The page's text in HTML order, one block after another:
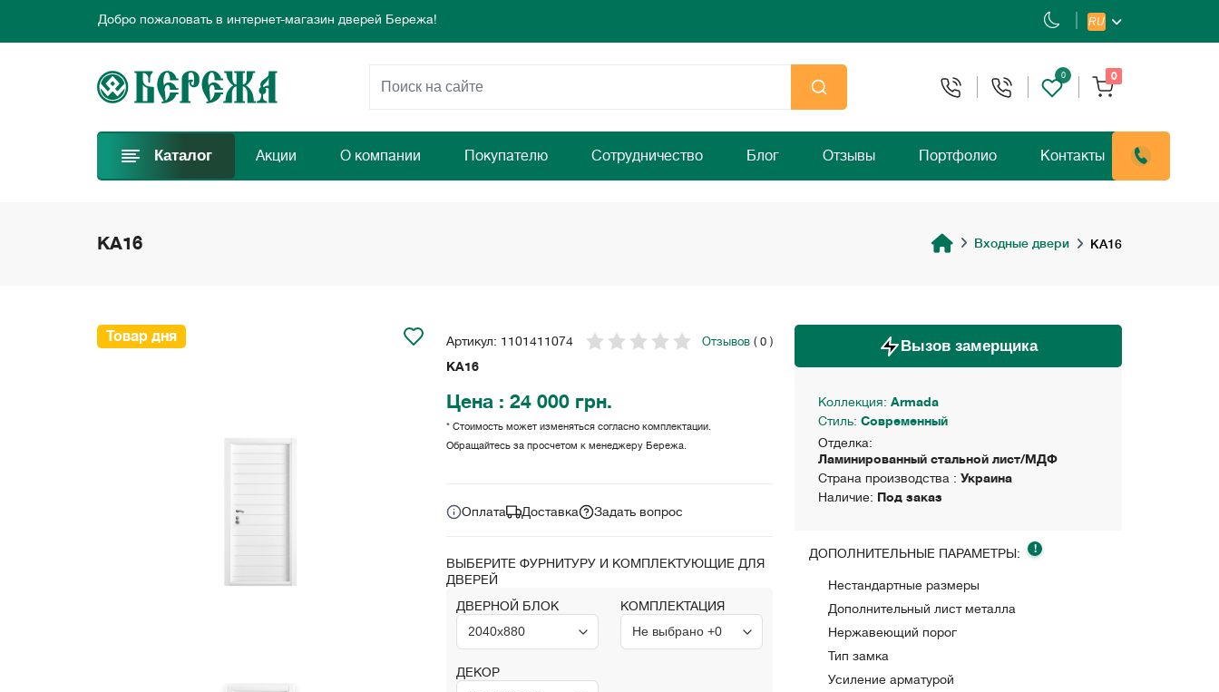
Добро пожаловать в интернет-магазин дверей Бережа!
Предлагаем новые выгодные предложения каждый день для комфорта и уюта вашего дома
Добро пожаловать в интернет-магазин дверей Бережа!
Предлагаем новые выгодные предложения каждый день для комфорта и уюта вашего дома
RU
0 0
Каталог Акции О компании Покупателю Сотрудничество Блог Отзывы Портфолио Контакты
KA16 Входные двери KA16
Товар дня Артикул: 1101411074 Отзывов ( 0 )
KA16
Цена : 24 000 грн.
* Стоимость может изменяться согласно комплектации.
Обращайтесь за просчетом к менеджеру Бережа.
Оплата Доставка Задать вопрос
ВЫБЕРИТЕ ФУРНИТУРУ И КОМПЛЕКТУЮЩИЕ ДЛЯ
ДВЕРЕЙ
ДВЕРНОЙ БЛОК
КОМПЛЕКТАЦИЯ
ДЕКОР
Вызов замерщика
Коллекция: Armada
Стиль: Современный
Отделка:
Ламинированный стальной лист/МДФ
Страна производства : Украина
Наличие: Под заказ
ДОПОЛНИТЕЛЬНЫЕ ПАРАМЕТРЫ: !
Нестандартные размеры
Дополнительный лист металла
Нержавеющий порог
Тип замка
Усиление арматурой